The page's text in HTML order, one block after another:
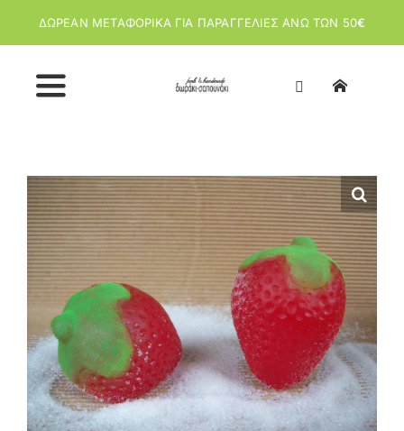
περιεχόμενο
ΔΩΡΕΑΝ ΜΕΤΑΦΟΡΙΚΑ ΓΙΑ ΠΑΡΑΓΓΕΛΙΕΣ ΑΝΩ ΤΩΝ 50€
Toggle
Αρχική
Κατάστημα
Σχετικά με εμάς
Άρθρα
Επικοινωνία